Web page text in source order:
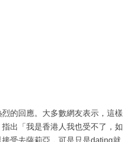
的回應。大多數網友表示，這樣
出「我是香港人我也受不了，如
受去薩莉亞，可是只是dating就